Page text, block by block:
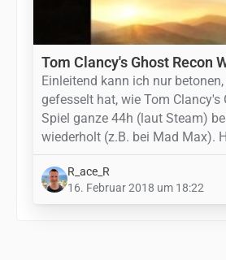
Tom Clancy's Ghost Recon
Einleitend kann ich nur
gefesselt hat, wie Tom
Spiel ganze 44h (laut Steam)
wiederholt (z.B. bei Mad Max).
R_ace_R
16. Februar 2018 um 18:22